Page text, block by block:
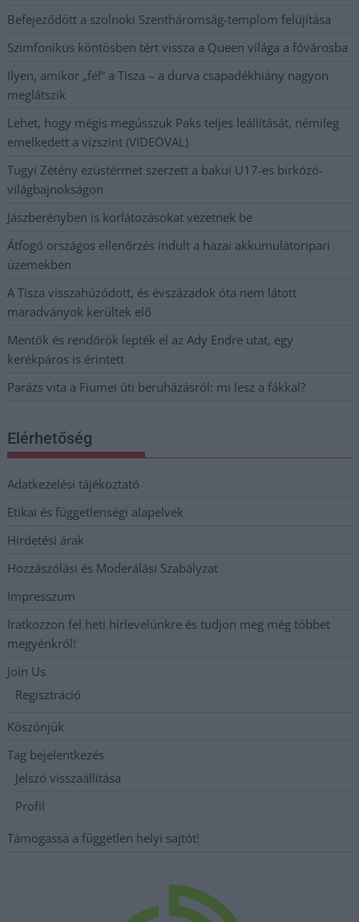
Befejeződött a szolnoki Szentháromság-templom felújítása
Szimfonikus köntösben tért vissza a Queen világa a fővárosba
Ilyen, amikor „fél” a Tisza – a durva csapadékhiány nagyon
meglátszik
Lehet, hogy mégis megússzuk Paks teljes leállítását, némileg
emelkedett a vízszint (VIDEÓVAL)
Tugyi Zétény ezüstérmet szerzett a bakui U17-es birkózó-
világbajnokságon
Jászberényben is korlátozásokat vezetnek be
Átfogó országos ellenőrzés indult a hazai akkumulátoripari
üzemekben
A Tisza visszahúzódott, és évszázadok óta nem látott
maradványok kerültek elő
Mentők és rendőrök lepték el az Ady Endre utat, egy
kerékpáros is érintett
Parázs vita a Fiumei úti beruházásról: mi lesz a fákkal?
Elérhetőség
Adatkezelési tájékoztató
Etikai és függetlenségi alapelvek
Hirdetési árak
Hozzászólási és Moderálási Szabályzat
Impresszum
Iratkozzon fel heti hírlevelünkre és tudjon meg még többet
megyénkről!
Join Us
Regisztráció
Köszönjük
Tag bejelentkezés
Jelszó visszaállítása
Profil
Támogassa a független helyi sajtót!